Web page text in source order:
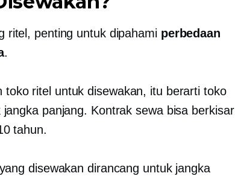
ritel, penting untuk dipahami perbedaan
.
toko ritel untuk disewakan, itu berarti toko
panjang. Kontrak sewa bisa berkisar
tahun.
disewakan dirancang untuk jangka